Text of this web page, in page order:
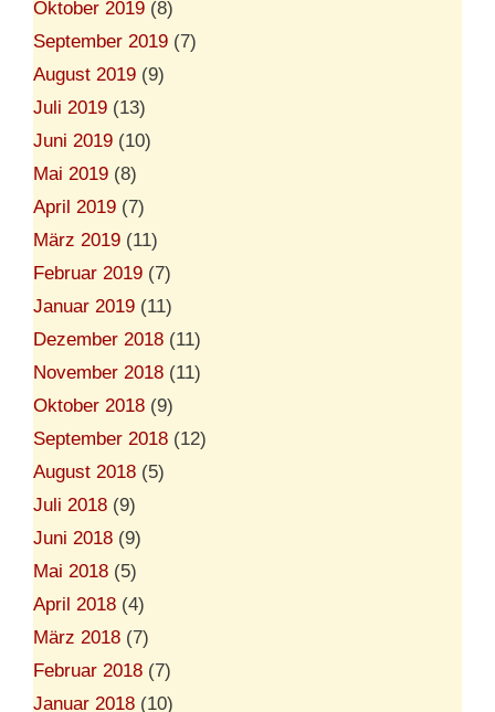
Oktober 2019 (8)
September 2019 (7)
August 2019 (9)
Juli 2019 (13)
Juni 2019 (10)
Mai 2019 (8)
April 2019 (7)
März 2019 (11)
Februar 2019 (7)
Januar 2019 (11)
Dezember 2018 (11)
November 2018 (11)
Oktober 2018 (9)
September 2018 (12)
August 2018 (5)
Juli 2018 (9)
Juni 2018 (9)
Mai 2018 (5)
April 2018 (4)
März 2018 (7)
Februar 2018 (7)
Januar 2018 (10)